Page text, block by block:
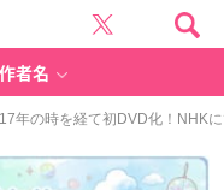
作者名
年の時を経て初DVD化！NHK